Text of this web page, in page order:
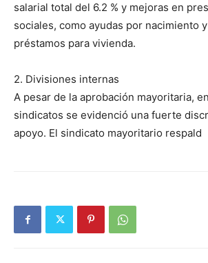
salarial total del 6.2 % y mejoras en
sociales, como ayudas por nacimiento
préstamos para vivienda.
2. Divisiones internas
A pesar de la aprobación mayoritaria,
sindicatos se evidenció una fuerte
apoyo. El sindicato mayoritario respald